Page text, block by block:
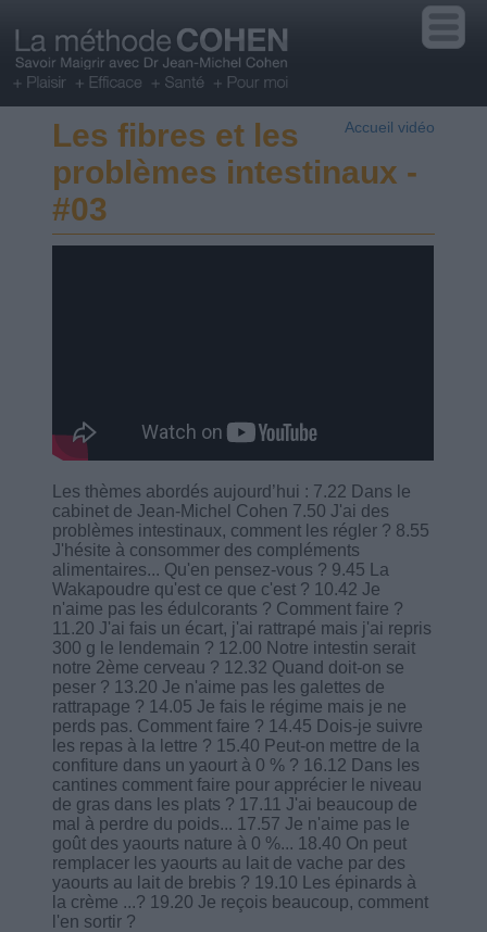
Accueil vidéo
Les fibres et les
problèmes intestinaux -
#03
Les thèmes abordés aujourd’hui : 7.22 Dans le
cabinet de Jean-Michel Cohen 7.50 J'ai des
problèmes intestinaux, comment les régler ? 8.55
J'hésite à consommer des compléments
alimentaires... Qu'en pensez-vous ? 9.45 La
Wakapoudre qu'est ce que c'est ? 10.42 Je
n'aime pas les édulcorants ? Comment faire ?
11.20 J'ai fais un écart, j'ai rattrapé mais j'ai repris
300 g le lendemain ? 12.00 Notre intestin serait
notre 2ème cerveau ? 12.32 Quand doit-on se
peser ? 13.20 Je n'aime pas les galettes de
rattrapage ? 14.05 Je fais le régime mais je ne
perds pas. Comment faire ? 14.45 Dois-je suivre
les repas à la lettre ? 15.40 Peut-on mettre de la
confiture dans un yaourt à 0 % ? 16.12 Dans les
cantines comment faire pour apprécier le niveau
de gras dans les plats ? 17.11 J'ai beaucoup de
mal à perdre du poids... 17.57 Je n'aime pas le
goût des yaourts nature à 0 %... 18.40 On peut
remplacer les yaourts au lait de vache par des
yaourts au lait de brebis ? 19.10 Les épinards à
la crème ...? 19.20 Je reçois beaucoup, comment
l'en sortir ?